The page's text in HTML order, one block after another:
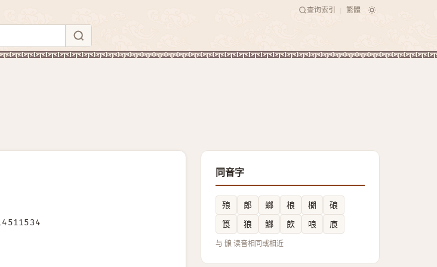
查询索引 繁體
同音字
㱢 郎 螂 桹 樃
硠
筤
狼 䱶 欴 哴 㢃
与 䯖 读音相同或相近